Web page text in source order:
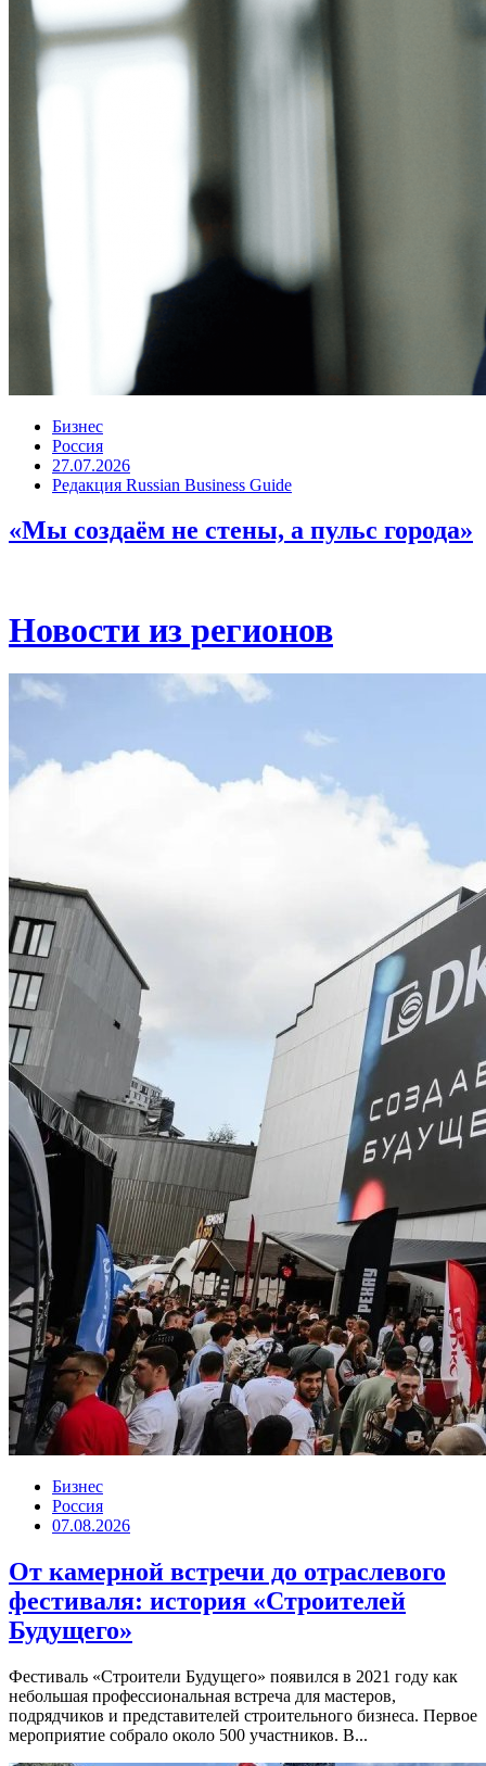
Бизнес
Россия
27.07.2026
Редакция Russian Business Guide
«Мы создаём не стены, а пульс города»
Новости из регионов
Бизнес
Россия
07.08.2026
От камерной встречи до отраслевого
фестиваля: история «Строителей
Будущего»
Фестиваль «Строители Будущего» появился в 2021 году как
небольшая профессиональная встреча для мастеров,
подрядчиков и представителей строительного бизнеса. Первое
мероприятие собрало около 500 участников. В...